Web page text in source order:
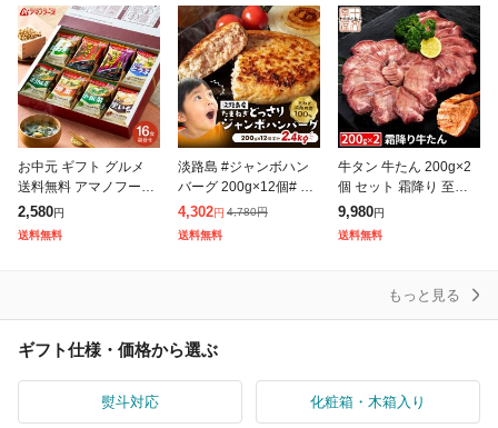
ギフ
詰
お中元 ギフト グルメ
送料無料 アマノフーズ
フリーズドライ おみそ
汁お楽しみギフト 16食
200M 味噌汁 インスタ
2,580円
送料無料
淡路島 #ジャンボハン
バーグ 200g×12個# 送
料無料 今井ファーム 国
産 安心安全 産地直送
冷凍 無添加 ギフト プ
4,302円 4,780円
送料無料
牛タン 牛たん 200g×2
個 セット 霜降り 至高
熟成 厚切り 仙台 名物
ギフト 贈答用 プレゼン
ト 父の日 母の日 お中
9,980円
送料無料
もっと見る
ギフト仕様・価格から選ぶ
熨斗対応 化粧箱・木箱入り